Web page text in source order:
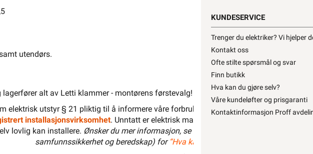
utendørs.
lagerfører alt av Letti klammer - montørens førstevalg! Letti klammer kan benyttes i de
elektrisk utstyr § 21 pliktig til å informere våre forbrukere at installasjonsmateriell
installasjonsvirksomhet. Unntatt er elektrisk materiell som utelukkende er ment
lovlig kan installere. Ønsker du mer informasjon, se
samfunnssikkerhet og beredskap) for “Hva kan privatpersoner gjøre selv på
KUNDESERVICE
Trenger du elektriker? Vi hjelper
Kontakt oss
Ofte stilte spørsmål og svar
Finn butikk
Hva kan du gjøre selv?
Våre kundeløfter og prisgaranti
Kontaktinformasjon Proff